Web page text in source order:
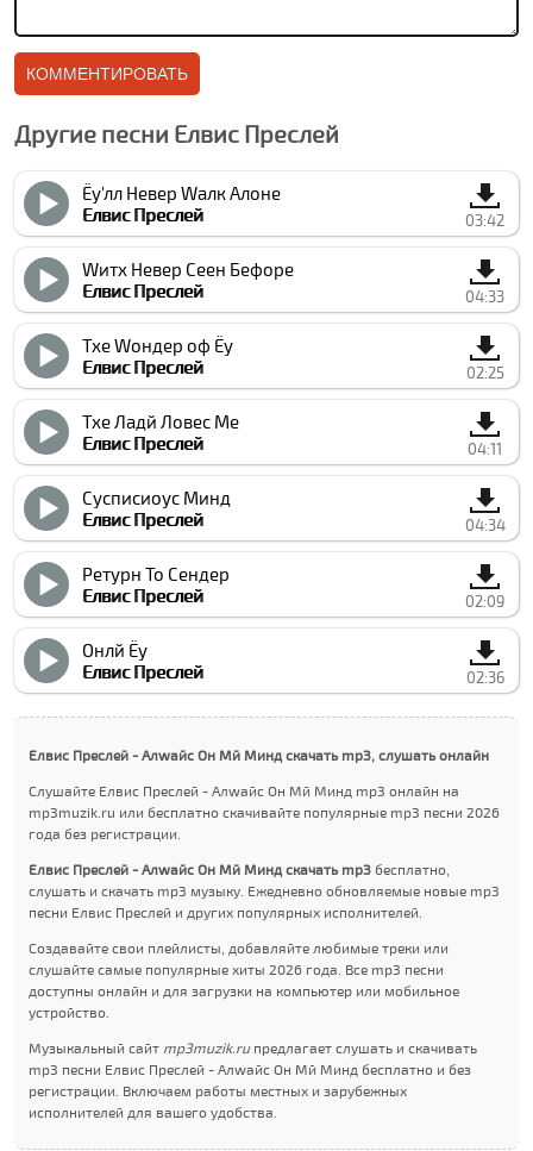
Другие песни Елвис Преслей
Ёу'лл Невер Wалк Алоне
Елвис Преслей
03:42
Wитх Невер Сеен Бефоре
Елвис Преслей
04:33
Тхе Wондер оф Ёу
Елвис Преслей
02:25
Тхе Ладй Ловес Ме
Елвис Преслей
04:11
Суспиcиоус Минд
Елвис Преслей
04:34
Ретурн То Сендер
Елвис Преслей
02:09
Онлй Ёу
Елвис Преслей
02:36
Елвис Преслей - Алwайс Он Мй Минд скачать mp3, слушать онлайн
Слушайте Елвис Преслей - Алwайс Он Мй Минд mp3 онлайн на
mp3muzik.ru или бесплатно скачивайте популярные mp3 песни 2026
года без регистрации.
Елвис Преслей - Алwайс Он Мй Минд скачать mp3 бесплатно,
слушать и скачать mp3 музыку. Ежедневно обновляемые новые mp3
песни Елвис Преслей и других популярных исполнителей.
Создавайте свои плейлисты, добавляйте любимые треки или
слушайте самые популярные хиты 2026 года. Все mp3 песни
доступны онлайн и для загрузки на компьютер или мобильное
устройство.
Музыкальный сайт mp3muzik.ruпредлагает слушать и скачивать
mp3 песни Елвис Преслей - Алwайс Он Мй Минд бесплатно и без
регистрации. Включаем работы местных и зарубежных
исполнителей для вашего удобства.